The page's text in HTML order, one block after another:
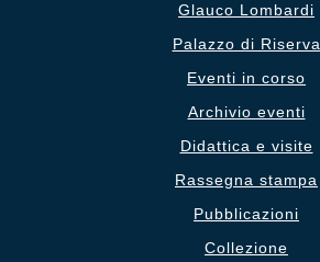
Glauco Lombardi
Palazzo di Riserva
Eventi in corso
Archivio eventi
Didattica e visite
Rassegna stampa
Pubblicazioni
Collezione